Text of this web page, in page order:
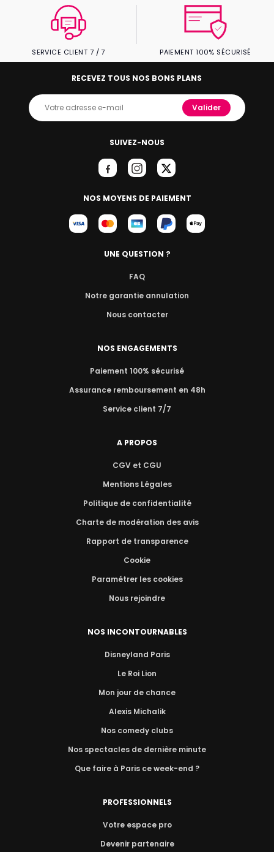
SERVICE CLIENT 7 / 7 PAIEMENT 100% SÉCURISÉ
SUIVEZ-NOUS
NOS MOYENS DE PAIEMENT
RECEVEZ TOUS NOS BONS PLANS
Valider
UNE QUESTION ?
FAQ
Notre garantie annulation
Nous contacter
NOS ENGAGEMENTS
Paiement 100% sécurisé
Assurance remboursement en 48h
Service client 7/7
A PROPOS
CGV et CGU
Mentions Légales
Politique de confidentialité
Charte de modération des avis
Rapport de transparence
Cookie
Paramétrer les cookies
Nous rejoindre
NOS INCONTOURNABLES
Disneyland Paris
Le Roi Lion
Mon jour de chance
Alexis Michalik
Nos comedy clubs
Nos spectacles de dernière minute
Que faire à Paris ce week-end ?
PROFESSIONNELS
Votre espace pro
Devenir partenaire